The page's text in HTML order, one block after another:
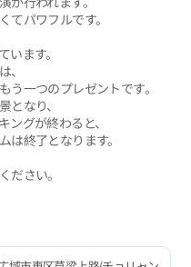
てパワフルです。
ます。
一つのプレゼントです。
なり、
グが終わると、
は終了となります。
ださい。